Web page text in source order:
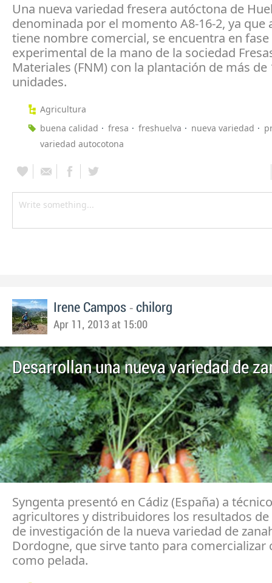
Una nueva variedad fresera autóctona de
denominada por el momento A8-16-2, ya que
tiene nombre comercial, se encuentra en fase
experimental de la mano de la sociedad
Materiales (FNM) con la plantación de más de
unidades.
Agricultura
buena calidad
fresa freshuelva nueva variedad
variedad autocotona
Irene Campos - chilorg
Apr 11, 2013 at 15:00
Desarrollan una nueva variedad de
Syngenta presentó en Cádiz (España) a
agricultores y distribuidores los resultados
de investigación de la nueva variedad de
Dordogne, que sirve tanto para comercializar
como pelada.